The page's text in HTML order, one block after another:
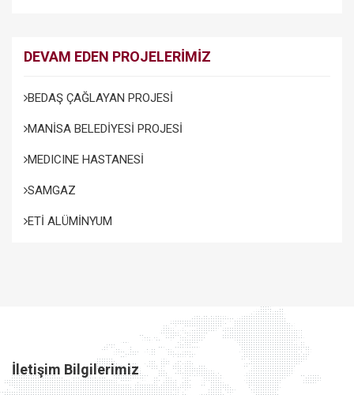
DEVAM EDEN PROJELERİMİZ
BEDAŞ ÇAĞLAYAN PROJESİ
MANİSA BELEDİYESİ PROJESİ
MEDICINE HASTANESİ
SAMGAZ
ETİ ALÜMİNYUM
İletişim Bilgilerimiz